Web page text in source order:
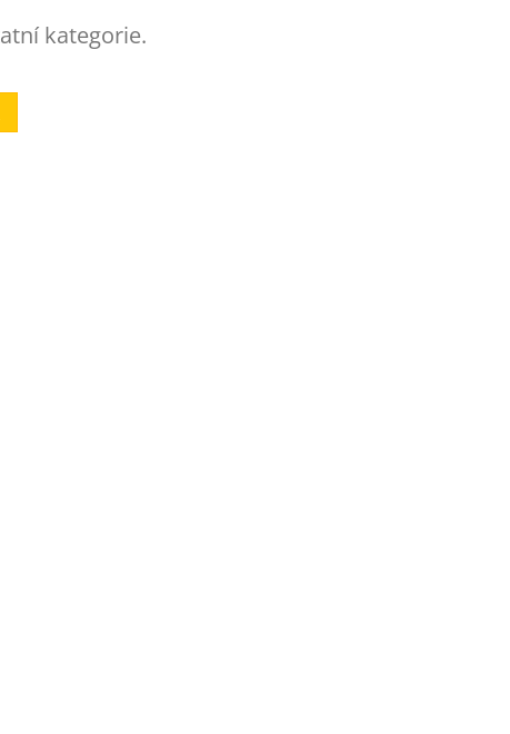
kategorie.